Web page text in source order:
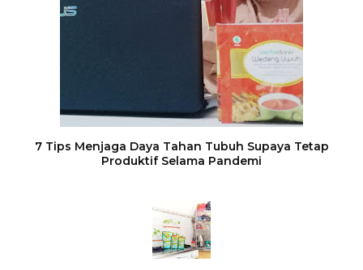
7 Tips Menjaga Daya Tahan Tubuh Supaya Tetap
Produktif Selama Pandemi